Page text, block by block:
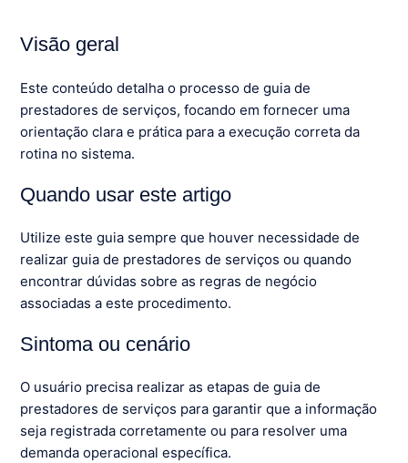
Visão geral
Este conteúdo detalha o processo de guia de
prestadores de serviços, focando em fornecer uma
orientação clara e prática para a execução correta da
rotina no sistema.
Quando usar este artigo
Utilize este guia sempre que houver necessidade de
realizar guia de prestadores de serviços ou quando
encontrar dúvidas sobre as regras de negócio
associadas a este procedimento.
Sintoma ou cenário
O usuário precisa realizar as etapas de guia de
prestadores de serviços para garantir que a informação
seja registrada corretamente ou para resolver uma
demanda operacional específica.